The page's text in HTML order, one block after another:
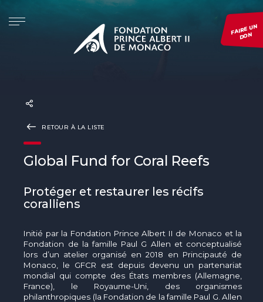
LA FONDATION
LA FONDATION DANS LE MONDE
GOUVERNANCE
Forests and Communities Initiative
The Polar Initiative
DIMFE
Monk Seal Alliance
Initiative Pelagos
The MedFund
Beyond Plastic Med : BeMed
DÉPOSER UN PROJET
SUIVRE UN PROJET
The Green Shift Festival
Prix de Photographie Environnementale
Voir tous nos événements
FAIRE UN
DON
RETOUR À LA LISTE
Global Fund for Coral Reefs
Protéger et restaurer les récifs
coralliens
Initié par la Fondation Prince Albert II de Monaco et la
Fondation de la famille Paul G Allen et conceptualisé
lors d’un atelier organisé en 2018 en Principauté de
Monaco, le GFCR est depuis devenu un partenariat
mondial qui compte des États membres (Allemagne,
France), le Royaume-Uni, des organismes
philanthropiques (la Fondation de la famille Paul G. Allen